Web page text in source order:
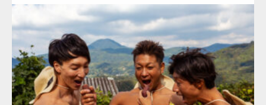
Update:2023.02.11
Category: 芋掘りのマッチョ オレンジの人 AKIHITO(細マッチョ)
ONIKKY(デカいよ) TAKE 唐津 (佐賀)